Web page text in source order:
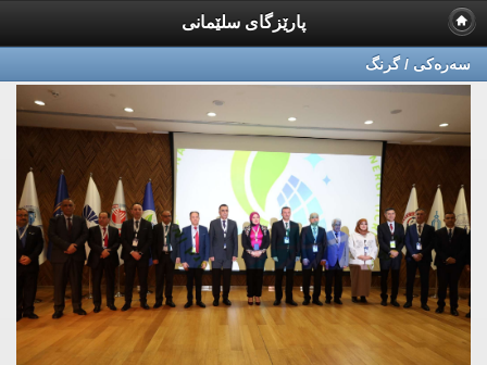
پارێزگای سلێمانی
سه‌ره‌كی / گرنگ